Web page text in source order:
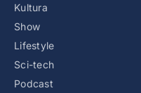
Kultura
Show
Lifestyle
Sci-tech
Podcast